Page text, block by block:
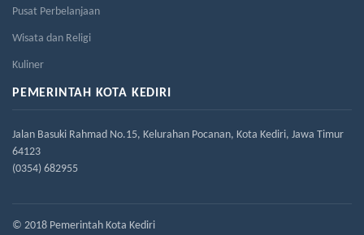
Pusat Perbelanjaan
Wisata dan Religi
Kuliner
PEMERINTAH KOTA KEDIRI
Jalan Basuki Rahmad No.15, Kelurahan Pocanan, Kota Kediri, Jawa Timur
64123
(0354) 682955
© 2018 Pemerintah Kota Kediri